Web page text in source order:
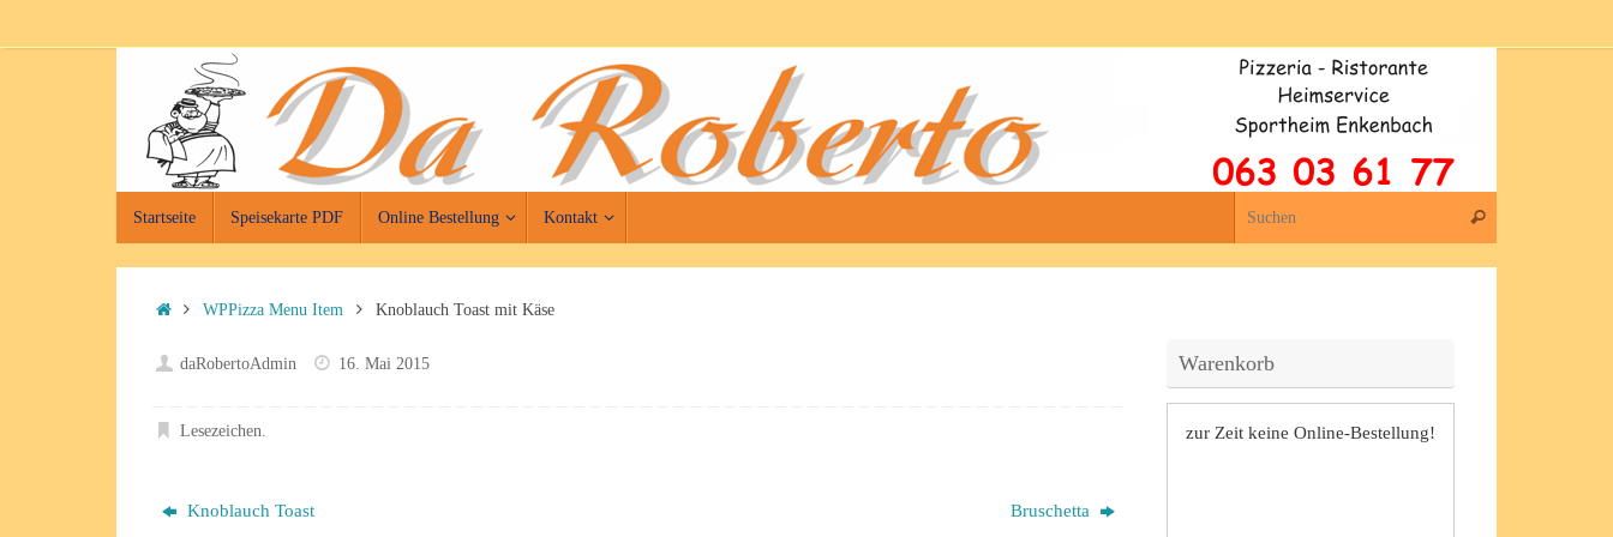
Inhalt
Inhalt
Startseite Speisekarte PDF Online Bestellung Kontakt Suchen
StartWPPizza Menu Item Knoblauch Toast mit Käse
daRobertoAdmin 16. Mai 2015
Lesezeichen
Knoblauch Toast Bruschetta
Warenkorb
zur Zeit keine Online-Bestellung!